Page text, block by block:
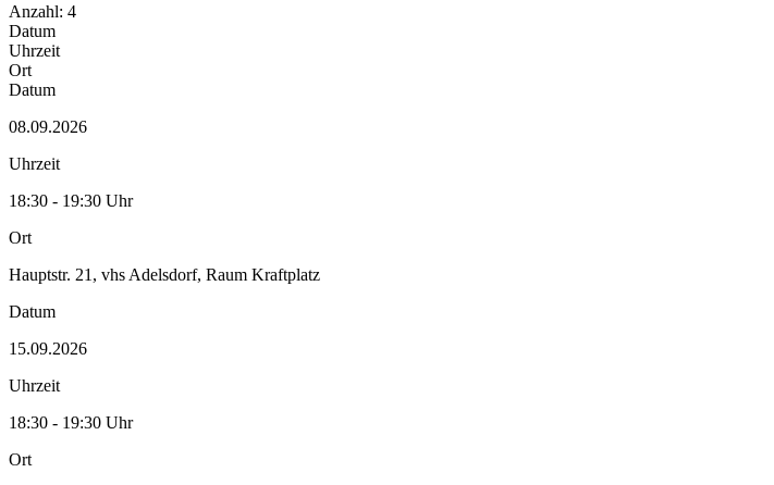
Anzahl: 4
Datum
Uhrzeit
Ort
Datum
08.09.2026
Uhrzeit
18:30 - 19:30 Uhr
Ort
Hauptstr. 21, vhs Adelsdorf, Raum Kraftplatz
Datum
15.09.2026
Uhrzeit
18:30 - 19:30 Uhr
Ort